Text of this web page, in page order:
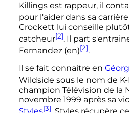
Killings est rappeur, il
pour l'aider dans sa
Crockett lui conseille
catcheur[2]. Il part
Fernandez (en)[2].
Il se fait connaitre en
Wildside sous le nom de
champion Télévision de la
novembre 1999 après sa
[3]